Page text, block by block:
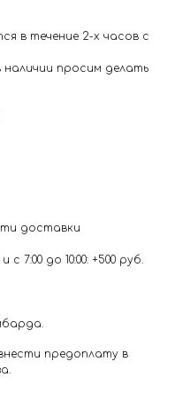
в течение 2-х часов с
просим делать
доставки
7:00 до 10:00: +500 руб.
предоплату в